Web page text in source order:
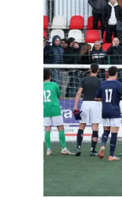
Streaming
Lac Network